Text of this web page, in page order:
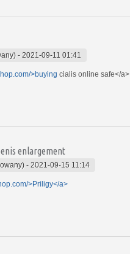
- 2021-09-11 01:41
>buying cialis online safe</a>
enlargement
- 2021-09-15 11:14
>Priligy</a>